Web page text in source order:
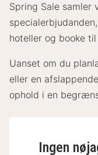
Spring Sale samler
hoteller og booke
Uanset om du
eller en
ophold i en
Ingen